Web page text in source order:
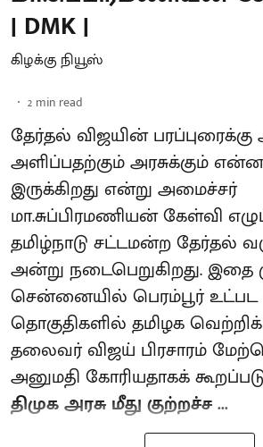
| DMK |
கிழக்கு நியூஸ்
2 min read
தேர்தல் விஜயின் பரப்புரைக்கு
அளிப்பதற்கும் அரசுக்கும்
இருக்கிறது என்று அமைச்சர்
மா.சுப்பிரமணியன் கேள்வி
தமிழ்நாடு சட்டமன்ற தேர்தல்
அன்று நடைபெறுகிறது. இதை
சென்னையில் பெரம்பூர் உட்பட
தொகுதிகளில் தமிழக
தலைவர் விஜய் பிரசாரம்
அனுமதி கோரியதாகக்
திமுக அரசு மீது குற்றச்ச ...